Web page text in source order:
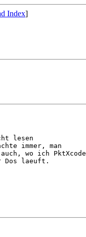
Index]
lesen
immer, man
wo ich PktXcode
Dos laeuft.